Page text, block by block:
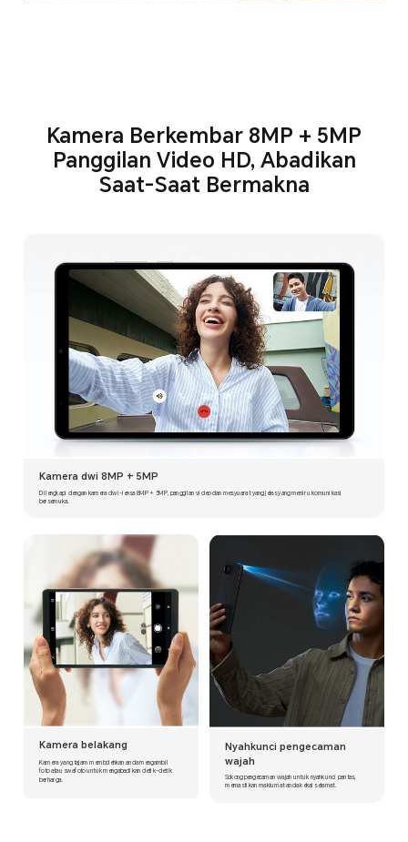
Kamera Berkembar 8MP + 5MP
Panggilan Video HD, Abadikan
Saat-Saat Bermakna
Kamera dwi 8MP + 5MP
Dilengkapi dengan kamera dwi-lensa 8MP + 5MP, panggilan video dan mesyuarat yang jelas yang meniru komunikasi
bersemuka.
Kamera belakang
Kamera yang tajam membolehkan anda mengambil
foto atau swafoto untuk mengabadikan detik-detik
berharga.
Nyahkunci pengecaman
wajah
Sokong pengecaman wajah untuk nyahkunci pantas,
memastikan maklumat anda kekal selamat.